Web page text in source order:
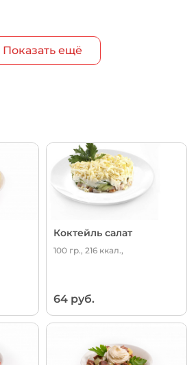
Показать ещё
Коктейль салат
100 гр., 216 ккал.,
64 руб.